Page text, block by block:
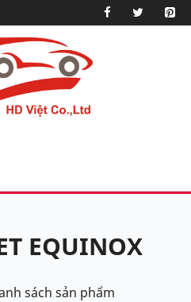
EQUINOX
sách sản phẩm